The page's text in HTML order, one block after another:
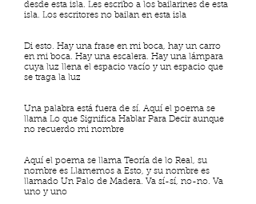
desde esta isla. Les escribo a los bailarines de esta
isla. Los escritores no bailan en esta isla
Di esto. Hay una frase en mi boca, hay un carro
en mi boca. Hay una escalera. Hay una lámpara
cuya luz llena el espacio vacío y un espacio que
se traga la luz
Una palabra está fuera de sí. Aquí el poema se
llama Lo que Significa Hablar Para Decir aunque
no recuerdo mi nombre
Aquí el poema se llama Teoría de lo Real, su
nombre es Llamemos a Esto, y su nombre es
llamado Un Palo de Madera. Va sí-sí, no-no. Va
uno y uno